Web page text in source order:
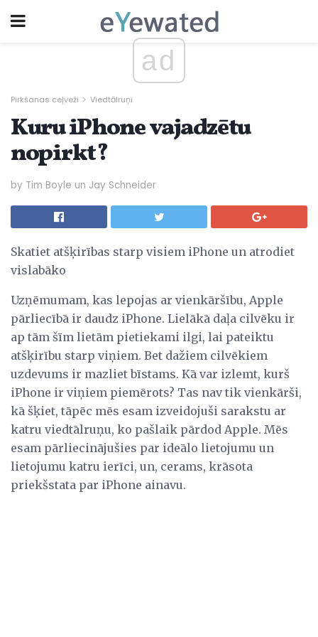
ad
Pirkšanas ceļveži Viedtālruņi
Kuru iPhone vajadzētu
nopirkt?
by Tim Boyle un Jay Schneider
Skatiet atšķirības starp visiem iPhone un atrodiet
vislabāko
Uzņēmumam, kas lepojas ar vienkāršību, Apple
pārliecībā ir daudz iPhone. Lielākā daļa cilvēku ir
ap tām šīm lietām pietiekami ilgi, lai pateiktu
atšķirību starp viņiem. Bet dažiem cilvēkiem
uzdevums ir mazliet bīstams. Kā var izlemt, kurš
iPhone ir viņiem piemērots? Tas nav tik vienkārši,
kā šķiet, tāpēc mēs esam izveidojuši sarakstu ar
katru viedtālruņu, ko pašlaik pārdod Apple. Mēs
esam pārliecinājušies par ideālo lietojumu un
lietojumu katru ierīci, un, cerams, krāsota
priekšstata par iPhone ainavu.